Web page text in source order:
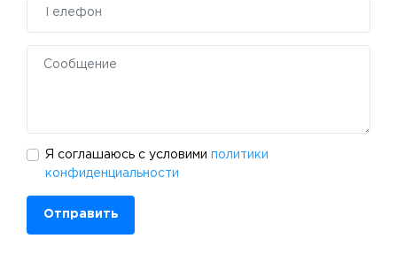
Я соглашаюсь с условими политики
конфиденциальности
Отправить